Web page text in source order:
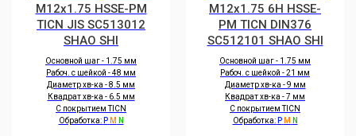
M12x1.75 HSSE-PM
TICN JIS SC513012
SHAO SHI
Основной шаг - 1.75 мм
Рабоч. с шейкой - 48 мм
Диаметр хв-ка - 8.5 мм
Квадрат хв-ка - 6.5 мм
С покрытием TICN
Обработка: P M N
M12x1.75 6H HSSE-
PM TICN DIN376
SC512101 SHAO SHI
Основной шаг - 1.75 мм
Рабоч. с шейкой - 21 мм
Диаметр хв-ка - 9 мм
Квадрат хв-ка - 7 мм
С покрытием TICN
Обработка: P M N